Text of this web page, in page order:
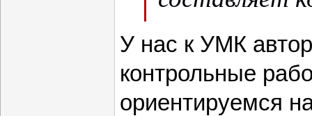
для
работы?
У нас к УМК
контрольные
ориентируемся